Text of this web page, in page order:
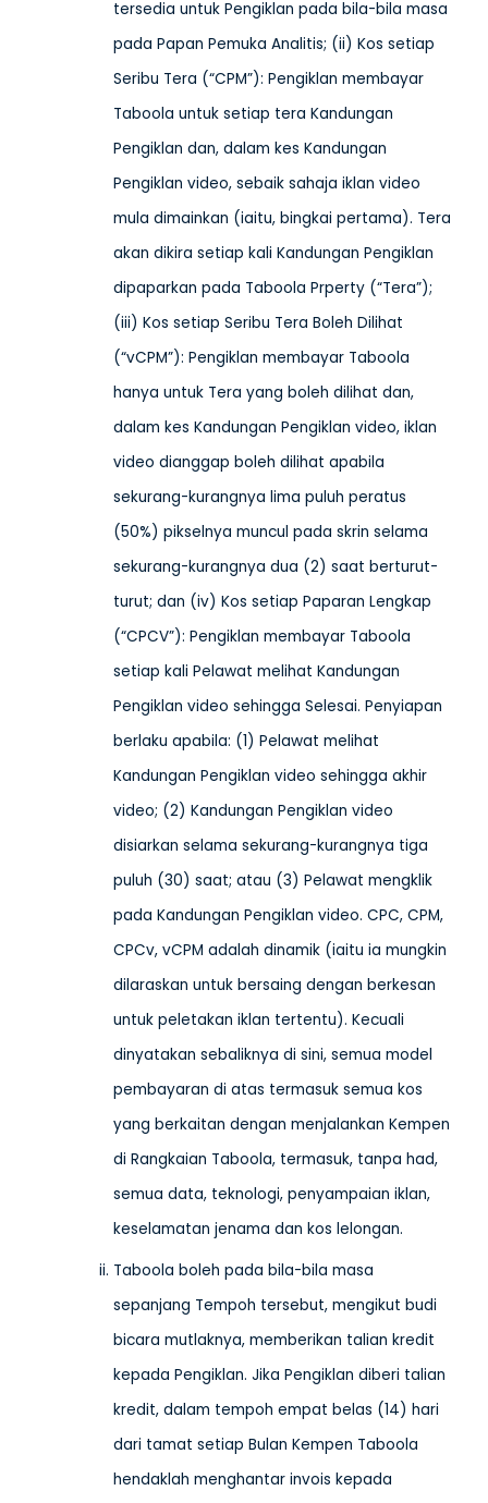
tersedia untuk Pengiklan pada bila-bila masa
pada Papan Pemuka Analitis; (ii) Kos setiap
Seribu Tera (“CPM”): Pengiklan membayar
Taboola untuk setiap tera Kandungan
Pengiklan dan, dalam kes Kandungan
Pengiklan video, sebaik sahaja iklan video
mula dimainkan (iaitu, bingkai pertama). Tera
akan dikira setiap kali Kandungan Pengiklan
dipaparkan pada Taboola Prperty (“Tera”);
(iii) Kos setiap Seribu Tera Boleh Dilihat
(“vCPM”): Pengiklan membayar Taboola
hanya untuk Tera yang boleh dilihat dan,
dalam kes Kandungan Pengiklan video, iklan
video dianggap boleh dilihat apabila
sekurang-kurangnya lima puluh peratus
(50%) pikselnya muncul pada skrin selama
sekurang-kurangnya dua (2) saat berturut-
turut; dan (iv) Kos setiap Paparan Lengkap
(“CPCV”): Pengiklan membayar Taboola
setiap kali Pelawat melihat Kandungan
Pengiklan video sehingga Selesai. Penyiapan
berlaku apabila: (1) Pelawat melihat
Kandungan Pengiklan video sehingga akhir
video; (2) Kandungan Pengiklan video
disiarkan selama sekurang-kurangnya tiga
puluh (30) saat; atau (3) Pelawat mengklik
pada Kandungan Pengiklan video. CPC, CPM,
CPCv, vCPM adalah dinamik (iaitu ia mungkin
dilaraskan untuk bersaing dengan berkesan
untuk peletakan iklan tertentu). Kecuali
dinyatakan sebaliknya di sini, semua model
pembayaran di atas termasuk semua kos
yang berkaitan dengan menjalankan Kempen
di Rangkaian Taboola, termasuk, tanpa had,
semua data, teknologi, penyampaian iklan,
keselamatan jenama dan kos lelongan.
Taboola boleh pada bila-bila masa
sepanjang Tempoh tersebut, mengikut budi
bicara mutlaknya, memberikan talian kredit
kepada Pengiklan. Jika Pengiklan diberi talian
kredit, dalam tempoh empat belas (14) hari
dari tamat setiap Bulan Kempen Taboola
hendaklah menghantar invois kepada